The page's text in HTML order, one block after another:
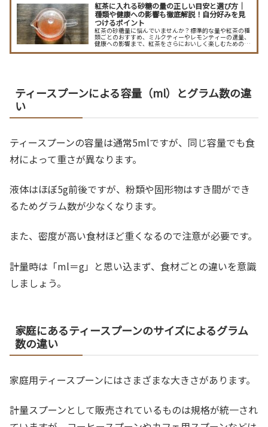
紅茶に入れる砂糖の量の正しい目安と選び方｜
種類や健康への影響も徹底解説！自分好みを見
つけるポイント
紅茶の砂糖量に悩んでいませんか？標準的な量や紅茶の種
類ごとのおすすめ、ミルクティーやレモンティーの適量、
健康への影響まで、紅茶をさらにおいしく楽しむための砂
糖量の決め方やコツを詳しく解説します。
ティースプーンによる容量（ml）とグラム数の違
い
ティースプーンの容量は通常5mlですが、同じ容量でも食
材によって重さが異なります。
液体はほぼ5g前後ですが、粉類や固形物はすき間ができ
るためグラム数が少なくなります。
また、密度が高い食材ほど重くなるので注意が必要です。
計量時は「ml＝g」と思い込まず、食材ごとの違いを意識
しましょう。
家庭にあるティースプーンのサイズによるグラム
数の違い
家庭用ティースプーンにはさまざまな大きさがあります。
計量スプーンとして販売されているものは規格が統一され